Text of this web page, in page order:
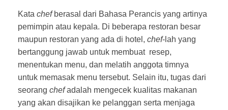
Kata chefberasal dari Bahasa Perancis yang artinya
pemimpin atau kepala. Di beberapa restoran besar
maupun restoran yang ada di hotel, chef-lah yang
bertanggung jawab untuk membuat resep,
menentukan menu, dan melatih anggota timnya
untuk memasak menu tersebut. Selain itu, tugas dari
seorang chefadalah mengecek kualitas makanan
yang akan disajikan ke pelanggan serta menjaga